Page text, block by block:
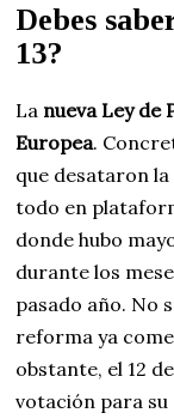
Debes
13?
La nueva Ley de
Europea.
que desataron
todo en
donde hubo
durante los
pasado año. No
reforma ya
obstante, el 12
votación para su